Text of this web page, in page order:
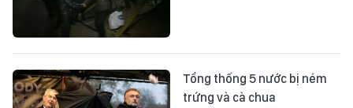
Tổng thống 5 nước bị ném
trứng và cà chua